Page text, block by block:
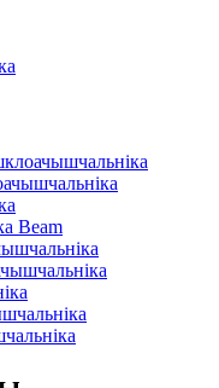
Beam